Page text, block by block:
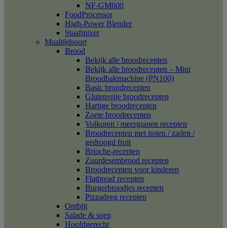
NF-GM600
FoodProcessor
High-Power Blender
Staafmixer
Maaltijdsoort
Brood
Bekijk alle broodrecepten
Bekijk alle broodrecepten – Mini
Broodbakmachine (PN100)
Basic broodrecepten
Glutenvrije broodrecepten
Hartige broodrecepten
Zoete broodrecepten
Volkoren / meergranen recepten
Broodrecepten met noten / zaden /
gedroogd fruit
Brioche-recepten
Zuurdesembrood recepten
Broodrecepten voor kinderen
Flatbread recepten
Burgerbroodjes recepten
Pizzadeeg recepten
Ontbijt
Salade & soep
Hoofdgerecht